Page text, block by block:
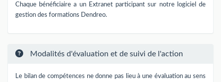
Chaque bénéficiaire a un Extranet participant sur notre logiciel de
gestion des formations Dendreo.
Modalités d'évaluation et de suivi de l'action
Le bilan de compétences ne donne pas lieu à une évaluation au sens